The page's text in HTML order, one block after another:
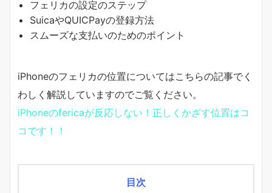
フェリカの設定のステップ
SuicaやQUICPayの登録方法
スムーズな支払いのためのポイント
iPhoneのフェリカの位置についてはこちらの記事でく
わしく解説していますのでご覧ください。
iPhoneのfericaが反応しない！正しくかざす位置はコ
コです！！
目次